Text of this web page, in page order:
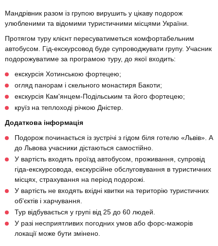
Мандрівник разом із групою вирушить у цікаву подорож
улюбленими та відомими туристичними місцями України.
Протягом туру клієнт пересуватиметься комфортабельним
автобусом. Гід-екскурсовод буде супроводжувати групу. Учасник
подорожуватиме за програмою туру, до якої входить:
екскурсія Хотинською фортецею;
огляд панорам і скельного монастиря Бакоти;
екскурсія Кам'янцем-Подільським та його фортецею;
круїз на теплоході річкою Дністер.
Додаткова інформація
Подорож починається із зустрічі з гідом біля готелю «Львів». А
до Львова учасники дістаються самостійно.
У вартість входять проїзд автобусом, проживання, супровід
гіда-екскурсовода, екскурсійне обслуговування в туристичних
місцях, страхування на період подорожі.
У вартість не входять вхідні квитки на територію туристичних
об'єктів і харчування.
Тур відбувається у групі від 25 до 60 людей.
У разі несприятливих погодних умов або форс-мажорів
локації може бути змінено.